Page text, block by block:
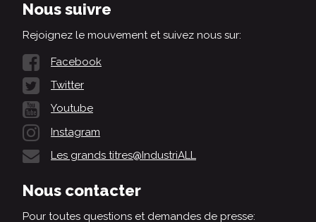
Nous suivre
Rejoignez le mouvement et suivez nous sur:
Facebook
Twitter
Youtube
Instagram
Les grands titres@IndustriALL
Nous contacter
Pour toutes questions et demandes de presse: